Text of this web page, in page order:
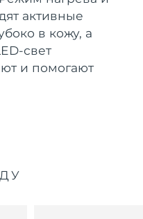
активные
в кожу, а
свет
и помогают